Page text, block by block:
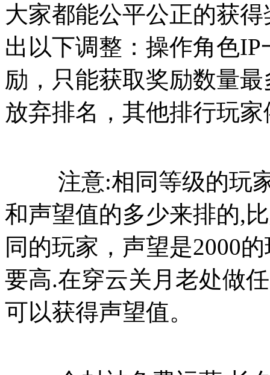
大家都能公平公正的获
出以下调整：操作角色
励，只能获取奖励数量
放弃排名，其他排行玩
注意:相同等级的玩家
和声望值的多少来排的,
同的玩家，声望是2000
要高.在穿云关月老处做
可以获得声望值。